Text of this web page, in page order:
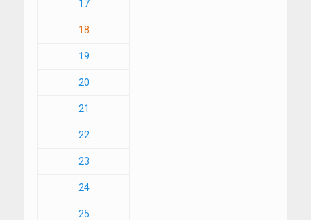
17
18
19
20
21
22
23
24
25